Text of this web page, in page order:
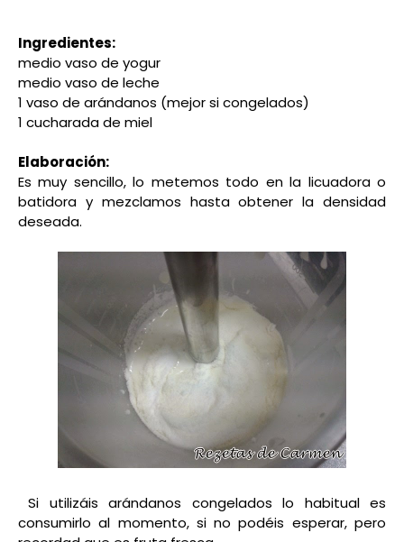
Ingredientes:
medio vaso de yogur
medio vaso de leche
1 vaso de arándanos (mejor si congelados)
1 cucharada de miel
Elaboración:
Es muy sencillo, lo metemos todo en la licuadora o
batidora y mezclamos hasta obtener la densidad
deseada.
Si utilizáis arándanos congelados lo habitual es
consumirlo al momento, si no podéis esperar, pero